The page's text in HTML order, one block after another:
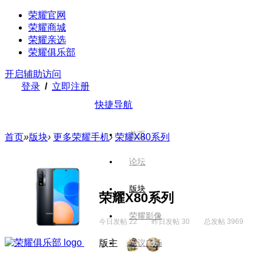
荣耀官网
荣耀商城
荣耀亲选
荣耀俱乐部
开启辅助访问
登录 / 立即注册
快捷导航
首页
论坛
版块
荣耀影像
建议广场
首页»版块› 更多荣耀手机› 荣耀X80系列
荣耀X80系列
今日发帖 22 昨日发帖 30 总发帖 3969
版主